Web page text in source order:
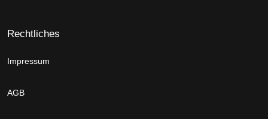
Rechtliches
Impressum
AGB